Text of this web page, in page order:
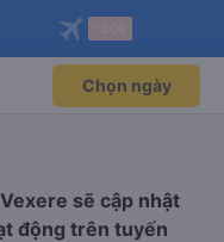
Mở app
bay qua
Mở app
Chọn ngày
sẽ cập nhật
động trên tuyến